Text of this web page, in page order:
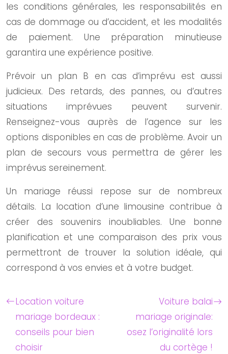
les conditions générales, les responsabilités en
cas de dommage ou d’accident, et les modalités
de paiement. Une préparation minutieuse
garantira une expérience positive.
Prévoir un plan B en cas d’imprévu est aussi
judicieux. Des retards, des pannes, ou d’autres
situations imprévues peuvent survenir.
Renseignez-vous auprès de l’agence sur les
options disponibles en cas de problème. Avoir un
plan de secours vous permettra de gérer les
imprévus sereinement.
Un mariage réussi repose sur de nombreux
détails. La location d’une limousine contribue à
créer des souvenirs inoubliables. Une bonne
planification et une comparaison des prix vous
permettront de trouver la solution idéale, qui
correspond à vos envies et à votre budget.
Location voiture
mariage bordeaux :
conseils pour bien
choisir
Voiture balai
mariage originale:
osez l’originalité lors
du cortège !